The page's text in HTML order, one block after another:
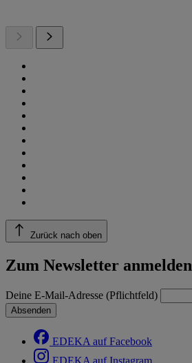
Zurück nach oben
Zum Newsletter anmelden
Deine E-Mail-Adresse (Pflichtfeld)
Absenden
EDEKA auf Facebook
EDEKA auf Instagram